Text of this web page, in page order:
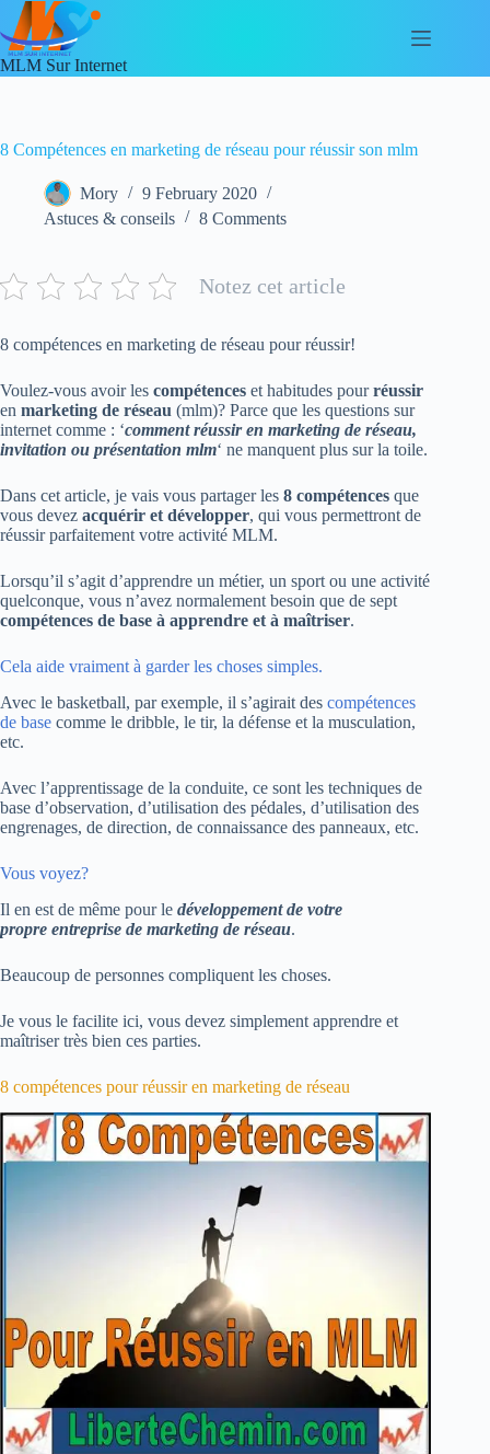
Skip
to
content
MLM Sur Internet
8 Compétences en marketing de réseau pour réussir son mlm
Mory
9 February 2020
Astuces & conseils
8 Comments
Notez cet article
8 compétences en marketing de réseau pour réussir!
Voulez-vous avoir les compétences et habitudes pourréussir
en marketing de réseau (mlm)? Parce que les questions sur
internet comme : ‘comment réussir en marketing de réseau,
invitation ou présentation mlm‘ ne manquent plus sur la toile.
Dans cet article, je vais vous partager les 8 compétences que
vous devez acquérir et développer, qui vous permettront de
réussir parfaitement votre activité MLM.
Lorsqu’il s’agit d’apprendre un métier, un sport ou une activité
quelconque, vous n’avez normalement besoin que de sept
compétences de base à apprendre et à maîtriser.
Cela aide vraiment à garder les choses simples.
Avec le basketball, par exemple, il s’agirait des compétences
de base comme le dribble, le tir, la défense et la musculation,
etc.
Avec l’apprentissage de la conduite, ce sont les techniques de
base d’observation, d’utilisation des pédales, d’utilisation des
engrenages, de direction, de connaissance des panneaux, etc.
Vous voyez?
Il en est de même pour le développement de votre
propre entreprise de marketing de réseau.
Beaucoup de personnes compliquent les choses.
Je vous le facilite ici, vous devez simplement apprendre et
maîtriser très bien ces parties.
8 compétences pour réussir en marketing de réseau